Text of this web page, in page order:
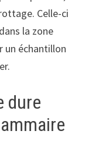
Celle-ci
la zone
un échantillon
dure